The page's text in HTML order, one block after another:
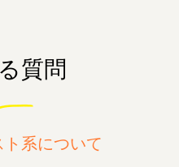
質問
系について